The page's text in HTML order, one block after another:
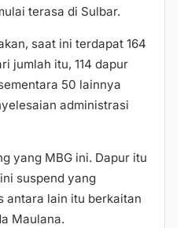
terasa di Sulbar.
saat ini terdapat 164
jumlah itu, 114 dapur
50 lainnya
administrasi
yang MBG ini. Dapur itu
suspend yang
antara lain itu berkaitan
Maulana.